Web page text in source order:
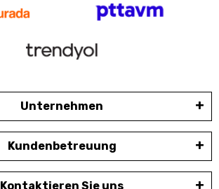
Unternehmen
Kundenbetreuung
Kontaktieren Sie uns